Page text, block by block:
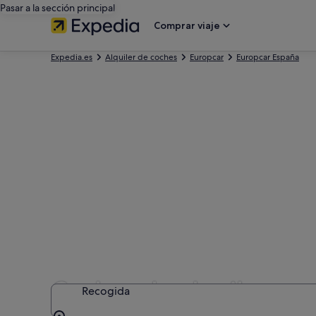
Pasar a la sección principal
Comprar viaje
Expedia.es Alquiler de coches Europcar Europcar España
Coches de alquiler
Recogida